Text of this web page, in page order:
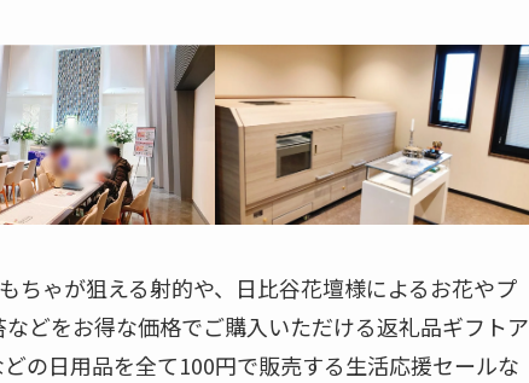
ちゃが狙える射的や、日比谷花壇様によるお花やプ
どをお得な価格でご購入いただける返礼品ギフトア
の日用品を全て100円で販売する生活応援セールな